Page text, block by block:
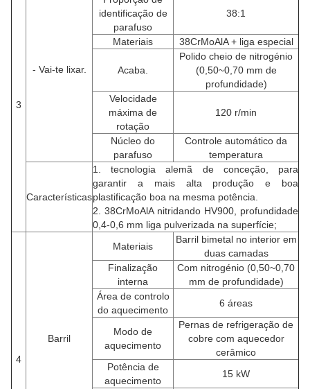
3
- Vai-te lixar.
identificação de
parafuso
38:1
Materiais 38CrMoAlA + liga especial
Acaba.
Polido cheio de nitrogénio
(0,50~0,70 mm de
profundidade)
Velocidade
máxima de
rotação
120 r/min
Núcleo do
parafuso
Controle automático da
temperatura
Características
1. tecnologia alemã de conceção, para
garantir a mais alta produção e boa
plastificação boa na mesma potência.
2. 38CrMoAlA nitridando HV900, profundidade
0,4-0,6 mm liga pulverizada na superfície;
4
Barril
Materiais
Barril bimetal no interior em
duas camadas
Finalização
interna
Com nitrogénio (0,50~0,70
mm de profundidade)
Área de controlo
do aquecimento
6 áreas
Modo de
aquecimento
Pernas de refrigeração de
cobre com aquecedor
cerâmico
Potência de
aquecimento
15 kW